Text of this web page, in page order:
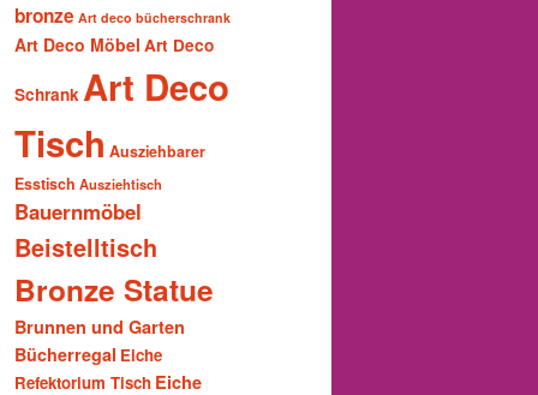
bronze Art deco bücherschrank
Art Deco Möbel Art Deco
Schrank Art Deco
Tisch Ausziehbarer
Esstisch Ausziehtisch
Bauernmöbel
Beistelltisch
Bronze Statue
Brunnen und Garten
Bücherregal Eiche
Refektorium Tisch Eiche